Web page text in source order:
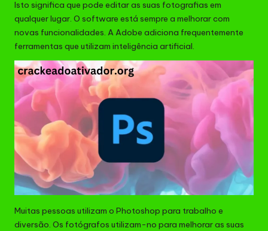
Isto significa que pode editar as suas fotografias em
qualquer lugar. O software está sempre a melhorar com
novas funcionalidades. A Adobe adiciona frequentemente
ferramentas que utilizam inteligência artificial.
Muitas pessoas utilizam o Photoshop para trabalho e
diversão. Os fotógrafos utilizam-no para melhorar as suas